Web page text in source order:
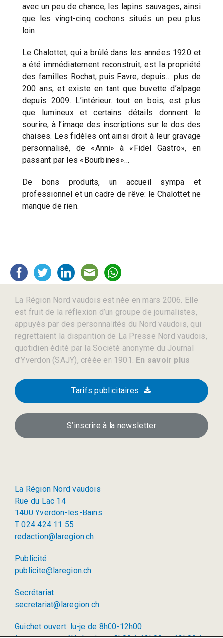
avec un peu de chance, les lapins sauvages, ainsi
que les vingt-cinq cochons situés un peu plus
loin.
Le Chalottet, qui a brûlé dans les années 1920 et
a été immédiatement reconstruit, est la propriété
des familles Rochat, puis Favre, depuis… plus de
200 ans, et existe en tant que buvette d’alpage
depuis 2009. L’intérieur, tout en bois, est plus
que lumineux et certains détails donnent le
sourire, à l’image des inscriptions sur le dos des
chaises. Les fidèles ont ainsi droit à leur gravage
personnalisé, de «Anni» à «Fidel Gastro», en
passant par les «Bourbines»…
De bons produits, un accueil sympa et
professionnel et un cadre de rêve: le Chalottet ne
manque de rien.
La Région Nord vaudois est née en mars 2006. Elle
est fruit de la réflexion d’un groupe de journalistes,
appuyés par des personnalités du Nord vaudois, qui
regrettaient la disparition de La Presse Nord vaudois,
quotidien édité par la Société anonyme du Journal
d’Yverdon (SAJY), créée en 1901. En savoir plus
Tarifs publicitaires
S’inscrire à la newsletter
La Région Nord vaudois
Rue du Lac 14
1400 Yverdon-les-Bains
T 024 424 11 55
redaction@laregion.ch
Publicité
publicite@laregion.ch
Secrétariat
secretariat@laregion.ch
Guichet ouvert: lu-je de 8h00-12h00